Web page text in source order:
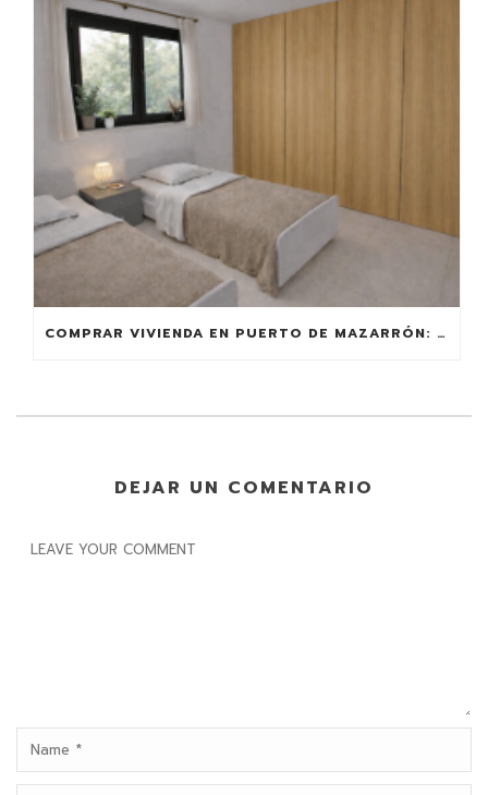
COMPRAR VIVIENDA EN PUERTO DE MAZARRÓN: ¿POR QUÉ ES UNA BUENA IDEA?
DEJAR UN COMENTARIO